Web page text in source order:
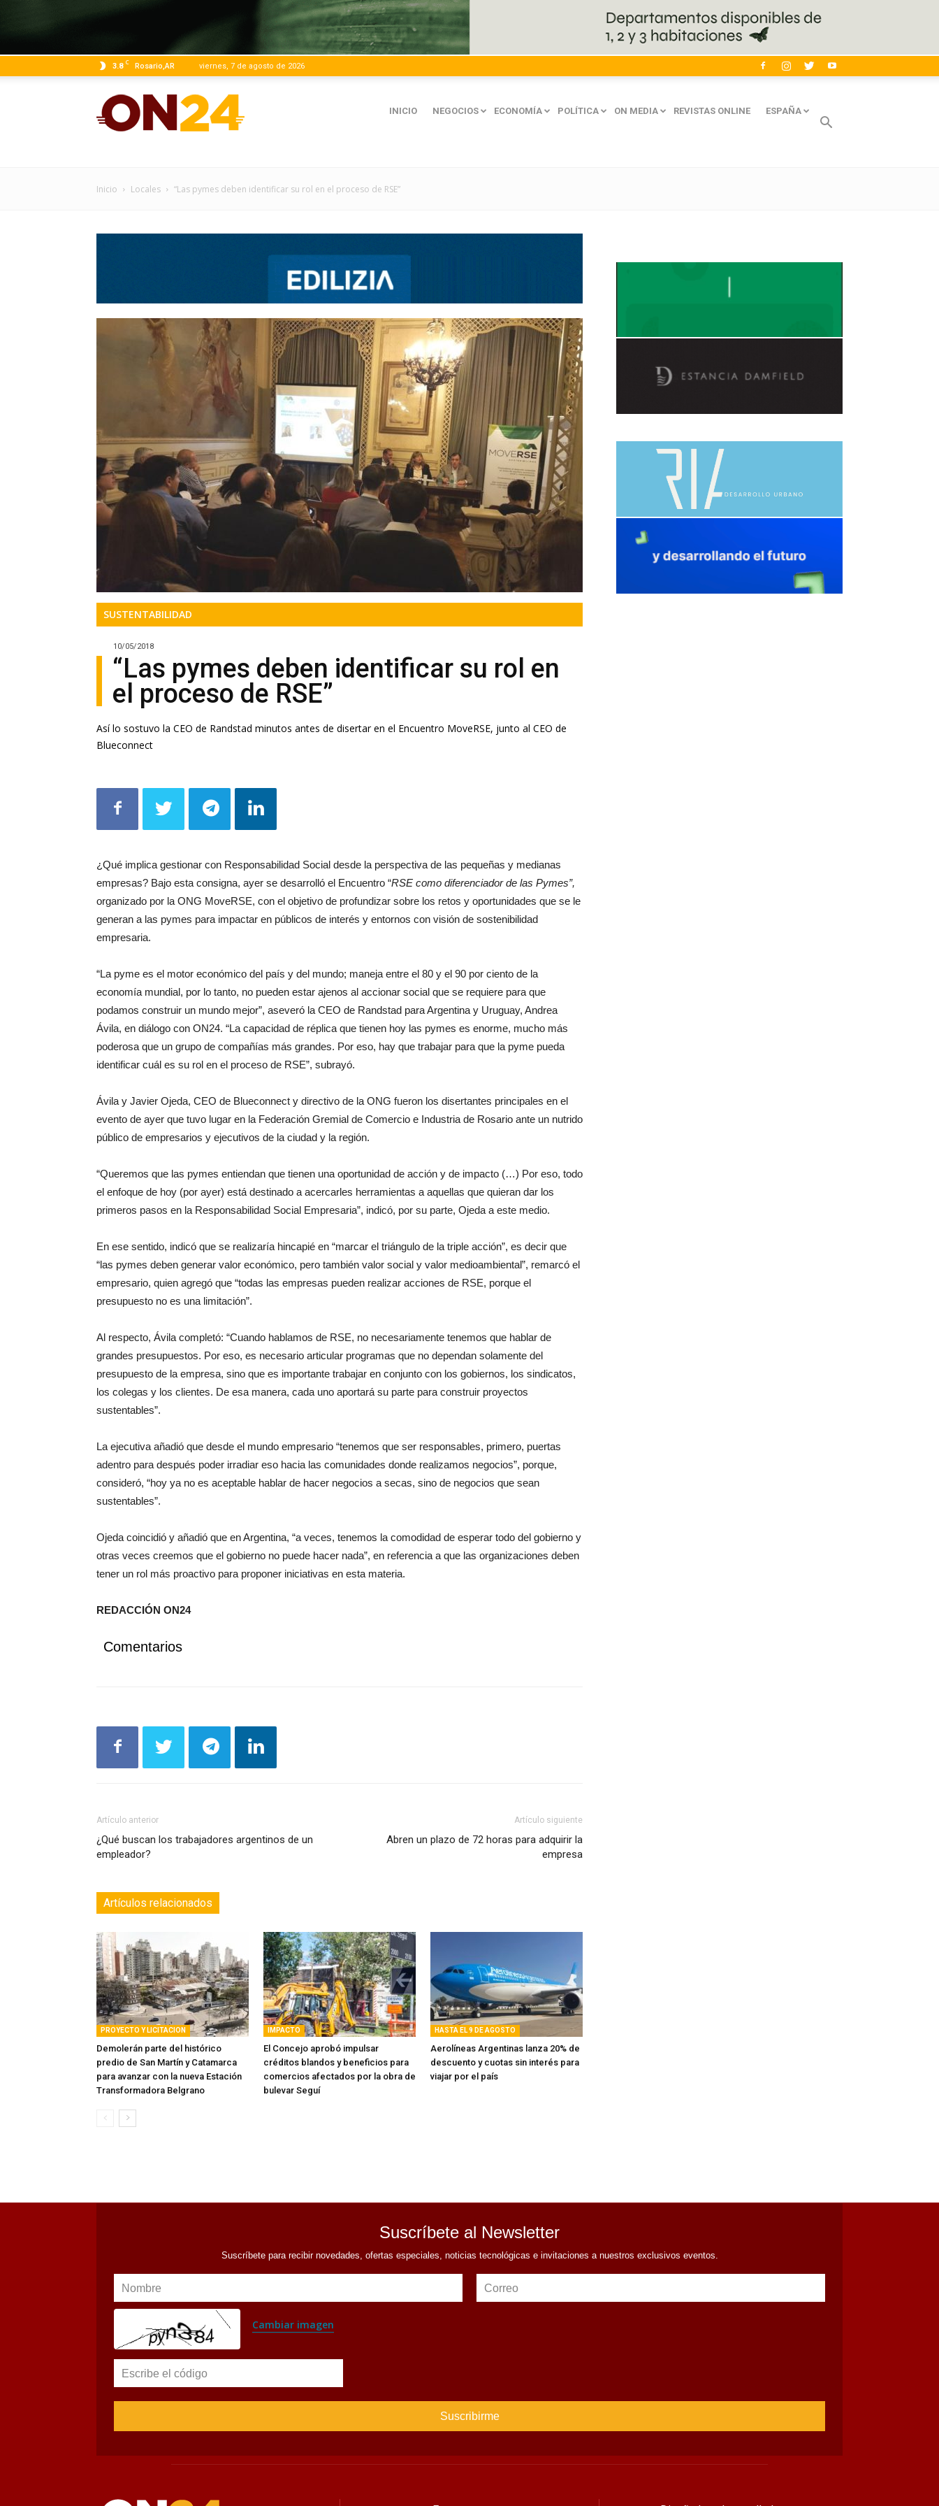
3.8 C Rosario,AR viernes, 7 de agosto de 2026
|
Precisa.
Periodismo
INICIO NEGOCIOS ECONOMÍA POLÍTICA ON MEDIA REVISTAS ONLINE ESPAÑA
Inicio Locales “Las pymes deben identificar su rol en el proceso de RSE”
SUSTENTABILIDAD
10/05/2018
“Las pymes deben identificar su rol en
el proceso de RSE”
Así lo sostuvo la CEO de Randstad minutos antes de disertar en el Encuentro MoveRSE, junto al CEO de
Blueconnect
¿Qué implica gestionar con Responsabilidad Social desde la perspectiva de las pequeñas y medianas
empresas? Bajo esta consigna, ayer se desarrolló el Encuentro “RSE como diferenciador de las Pymes”,
organizado por la ONG MoveRSE, con el objetivo de profundizar sobre los retos y oportunidades que se le
generan a las pymes para impactar en públicos de interés y entornos con visión de sostenibilidad
empresaria.
“La pyme es el motor económico del país y del mundo; maneja entre el 80 y el 90 por ciento de la
economía mundial, por lo tanto, no pueden estar ajenos al accionar social que se requiere para que
podamos construir un mundo mejor”, aseveró la CEO de Randstad para Argentina y Uruguay, Andrea
Ávila, en diálogo con ON24. “La capacidad de réplica que tienen hoy las pymes es enorme, mucho más
poderosa que un grupo de compañías más grandes. Por eso, hay que trabajar para que la pyme pueda
identificar cuál es su rol en el proceso de RSE”, subrayó.
Ávila y Javier Ojeda, CEO de Blueconnect y directivo de la ONG fueron los disertantes principales en el
evento de ayer que tuvo lugar en la Federación Gremial de Comercio e Industria de Rosario ante un nutrido
público de empresarios y ejecutivos de la ciudad y la región.
“Queremos que las pymes entiendan que tienen una oportunidad de acción y de impacto (…) Por eso, todo
el enfoque de hoy (por ayer) está destinado a acercarles herramientas a aquellas que quieran dar los
primeros pasos en la Responsabilidad Social Empresaria”, indicó, por su parte, Ojeda a este medio.
En ese sentido, indicó que se realizaría hincapié en “marcar el triángulo de la triple acción”, es decir que
“las pymes deben generar valor económico, pero también valor social y valor medioambiental”, remarcó el
empresario, quien agregó que “todas las empresas pueden realizar acciones de RSE, porque el
presupuesto no es una limitación”.
Al respecto, Ávila completó: “Cuando hablamos de RSE, no necesariamente tenemos que hablar de
grandes presupuestos. Por eso, es necesario articular programas que no dependan solamente del
presupuesto de la empresa, sino que es importante trabajar en conjunto con los gobiernos, los sindicatos,
los colegas y los clientes. De esa manera, cada uno aportará su parte para construir proyectos
sustentables”.
La ejecutiva añadió que desde el mundo empresario “tenemos que ser responsables, primero, puertas
adentro para después poder irradiar eso hacia las comunidades donde realizamos negocios”, porque,
consideró, “hoy ya no es aceptable hablar de hacer negocios a secas, sino de negocios que sean
sustentables”.
Ojeda coincidió y añadió que en Argentina, “a veces, tenemos la comodidad de esperar todo del gobierno y
otras veces creemos que el gobierno no puede hacer nada”, en referencia a que las organizaciones deben
tener un rol más proactivo para proponer iniciativas en esta materia.
REDACCIÓN ON24
Comentarios
Artículo anterior
¿Qué buscan los trabajadores argentinos de un
empleador?
Artículo siguiente
Abren un plazo de 72 horas para adquirir la
empresa
Artículos relacionados
PROYECTO Y LICITACION
Demolerán parte del histórico
predio de San Martín y Catamarca
para avanzar con la nueva Estación
Transformadora Belgrano
IMPACTO
El Concejo aprobó impulsar
créditos blandos y beneficios para
comercios afectados por la obra de
bulevar Seguí
HASTA EL 9 DE AGOSTO
Aerolíneas Argentinas lanza 20% de
descuento y cuotas sin interés para
viajar por el país
Suscríbete al Newsletter
Suscríbete para recibir novedades, ofertas especiales, noticias tecnológicas e invitaciones a nuestros exclusivos eventos.
Nombre Correo
Cambiar imagen
Escribe el código